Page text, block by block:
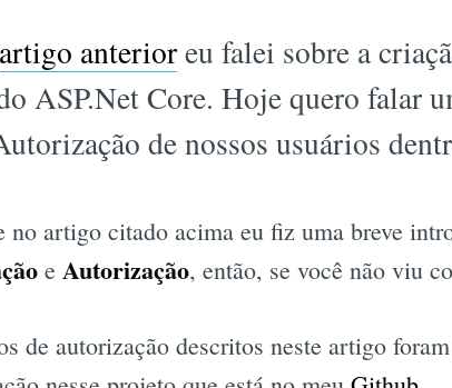
artigo anterioreu falei sobre a
ASP.Net Core. Hoje quero falar
de nossos usuários
no artigo citado acima eu fiz uma breve
e Autorização, então, se você não viu
de autorização descritos neste artigo